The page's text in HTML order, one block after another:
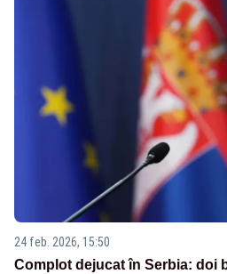
24 feb. 2026, 15:50
Complot dejucat în Serbia: doi